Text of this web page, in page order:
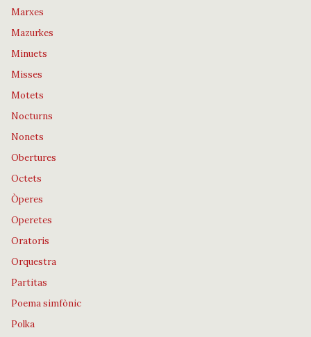
Marxes
Mazurkes
Minuets
Misses
Motets
Nocturns
Nonets
Obertures
Octets
Òperes
Operetes
Oratoris
Orquestra
Partitas
Poema simfònic
Polka